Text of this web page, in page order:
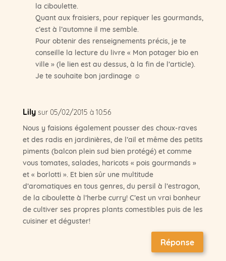
la ciboulette.
Quant aux fraisiers, pour repiquer les gourmands,
c’est à l’automne il me semble.
Pour obtenir des renseignements précis, je te
conseille la lecture du livre « Mon potager bio en
ville » (le lien est au dessus, à la fin de l’article).
Je te souhaite bon jardinage ☺
Lily sur 05/02/2015 à 10:56
Nous y faisions également pousser des choux-raves
et des radis en jardinières, de l’ail et même des petits
piments (balcon plein sud bien protégé) et comme
vous tomates, salades, haricots « pois gourmands »
et « borlotti ». Et bien sûr une multitude
d’aromatiques en tous genres, du persil à l’estragon,
de la ciboulette à l’herbe curry! C’est un vrai bonheur
de cultiver ses propres plants comestibles puis de les
cuisiner et déguster!
Réponse